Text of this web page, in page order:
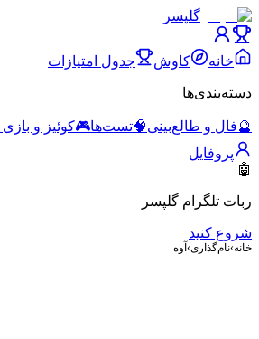
گلپسر
خانه کاوش جدول امتیازات
دسته‌بندی‌ها
🔮فال و طالع‌بینی🧠تست‌ها🎮کوئیز و بازی
پروفایل
🤖
ربات تلگرام گلپسر
شروع کنید
خانه›نام‌گذاری› آوه